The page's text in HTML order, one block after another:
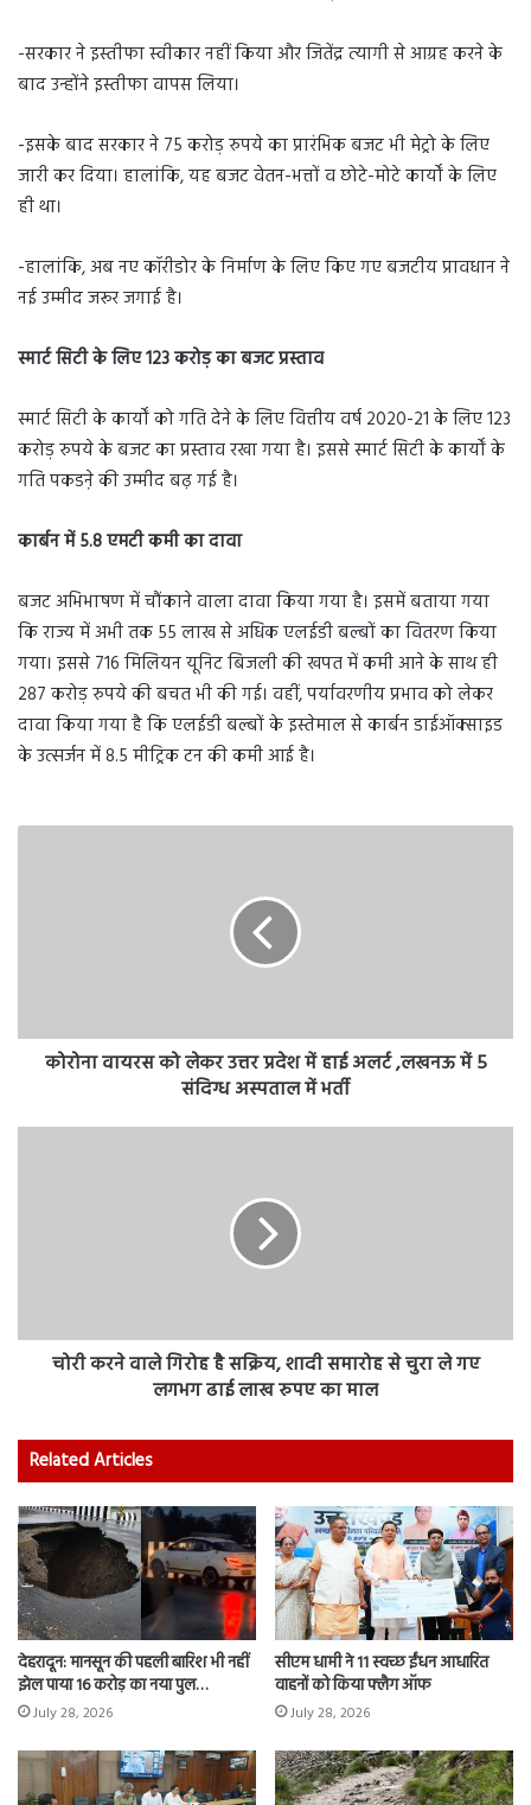
-सरकार ने इस्तीफा स्वीकार नहीं किया और जितेंद्र त्यागी से आग्रह करने के
बाद उन्होंने इस्तीफा वापस लिया।
-इसके बाद सरकार ने 75 करोड़ रुपये का प्रारंभिक बजट भी मेट्रो के लिए
जारी कर दिया। हालांकि, यह बजट वेतन-भत्तों व छोटे-मोटे कार्यों के लिए
ही था।
-हालांकि, अब नए कॉरीडोर के निर्माण के लिए किए गए बजटीय प्रावधान ने
नई उम्मीद जरूर जगाई है।
स्मार्ट सिटी के लिए 123 करोड़ का बजट प्रस्ताव
स्मार्ट सिटी के कार्यों को गति देने के लिए वित्तीय वर्ष 2020-21 के लिए 123
करोड़ रुपये के बजट का प्रस्ताव रखा गया है। इससे स्मार्ट सिटी के कार्यों के
गति पकडऩे की उम्मीद बढ़ गई है।
कार्बन में 5.8 एमटी कमी का दावा
बजट अभिभाषण में चौंकाने वाला दावा किया गया है। इसमें बताया गया
कि राज्य में अभी तक 55 लाख से अधिक एलईडी बल्बों का वितरण किया
गया। इससे 716 मिलियन यूनिट बिजली की खपत में कमी आने के साथ ही
287 करोड़ रुपये की बचत भी की गई। वहीं, पर्यावरणीय प्रभाव को लेकर
दावा किया गया है कि एलईडी बल्बों के इस्तेमाल से कार्बन डाईऑक्साइड
के उत्सर्जन में 8.5 मीट्रिक टन की कमी आई है।
कोरोना वायरस को लेकर उत्तर प्रदेश में हाई अलर्ट ,लखनऊ में 5
संदिग्ध अस्पताल में भर्ती
चोरी करने वाले गिरोह है सक्रिय, शादी समारोह से चुरा ले गए
लगभग ढाई लाख रुपए का माल
Related Articles
देहरादून: मानसून की पहली बारिश भी नहीं
झेल पाया 16 करोड़ का नया पुल…
July 28, 2026
सीएम धामी ने 11 स्वच्छ ईंधन आधारित
वाहनों को किया फ्लैग ऑफ
July 28, 2026